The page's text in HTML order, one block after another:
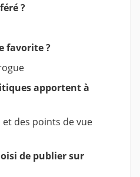
?
favorite ?
apportent à
et des points de vue
de publier sur